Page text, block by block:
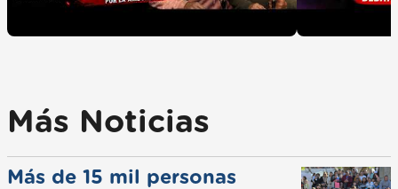
Más Noticias
Más de 15 mil personas